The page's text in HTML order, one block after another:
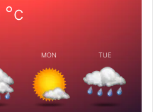
°c
MON TUE